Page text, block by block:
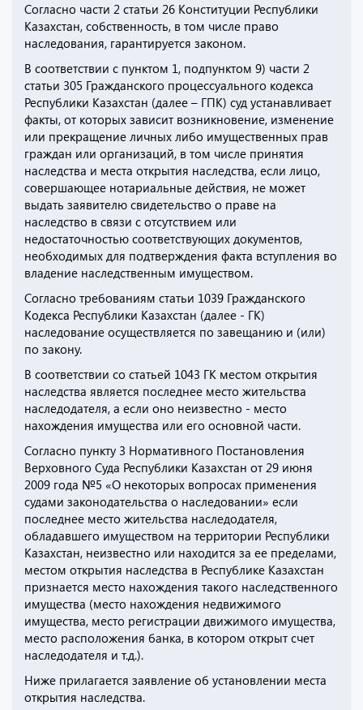
Согласно части 2 статьи 26 Конституции Республики
Казахстан, собственность, в том числе право
наследования, гарантируется законом.
В соответствии с пунктом 1, подпунктом 9) части 2
статьи 305 Гражданского процессуального кодекса
Республики Казахстан (далее – ГПК) суд устанавливает
факты, от которых зависит возникновение, изменение
или прекращение личных либо имущественных прав
граждан или организаций, в том числе принятия
наследства и места открытия наследства, если лицо,
совершающее нотариальные действия, не может
выдать заявителю свидетельство о праве на
наследство в связи с отсутствием или
недостаточностью соответствующих документов,
необходимых для подтверждения факта вступления во
владение наследственным имуществом.
Согласно требованиям статьи 1039 Гражданского
Кодекса Республики Казахстан (далее - ГК)
наследование осуществляется по завещанию и (или)
по закону.
В соответствии со статьей 1043 ГК местом открытия
наследства является последнее место жительства
наследодателя, а если оно неизвестно - место
нахождения имущества или его основной части.
Согласно пункту 3 Нормативного Постановления
Верховного Суда Республики Казахстан от 29 июня
2009 года №5 «О некоторых вопросах применения
судами законодательства о наследовании» если
последнее место жительства наследодателя,
обладавшего имуществом на территории Республики
Казахстан, неизвестно или находится за ее пределами,
местом открытия наследства в Республике Казахстан
признается место нахождения такого наследственного
имущества (место нахождения недвижимого
имущества, место регистрации движимого имущества,
место расположения банка, в котором открыт счет
наследодателя и т.д.).
Ниже прилагается заявление об установлении места
открытия наследства.